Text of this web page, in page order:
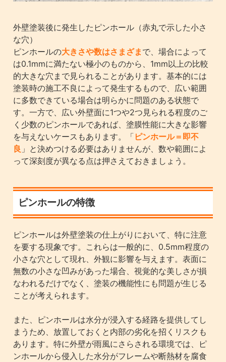
外壁塗装後に発生したピンホール（赤丸で示した小さ
な穴）
ピンホールの大きさや数はさまざまで、場合によって
は0.1mmに満たない極小のものから、1mm以上の比較
的大きな穴まで見られることがあります。基本的には
塗装時の施工不良によって発生するもので、広い範囲
に多数できている場合は明らかに問題のある状態で
す。一方で、広い外壁面に1つや2つ見られる程度のご
く少数のピンホールであれば、塗膜性能に大きな影響
を与えないケースもあります。「 ピンホール＝即不
良 」と決めつける必要はありませんが、数や範囲によ
って深刻度が異なる点は押さえておきましょう。
ピンホールの特徴
ピンホールは外壁塗装の仕上がりにおいて、特に注意
を要する現象です。これらは一般的に、0.5mm程度の
小さな穴として現れ、外観に影響を与えます。表面に
無数の小さな凹みがあった場合、視覚的な美しさが損
なわれるだけでなく、塗装の機能性にも問題が生じる
ことが考えられます。
また、ピンホールは水分が浸入する経路を提供してし
まうため、放置しておくと内部の劣化を招くリスクも
あります。特に外壁が雨風にさらされる環境では、ピ
ンホールから侵入した水分がフレームや断熱材を腐食